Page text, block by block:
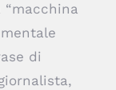
di